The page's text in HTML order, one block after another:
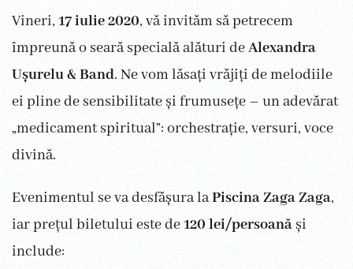
Vineri, 17 iulie 2020, vă invităm să petrecem
împreună o seară specială alături deAlexandra
Ușurelu & Band. Ne vom lăsați vrăjiți de melodiile
ei pline de sensibilitate și frumusețe – un adevărat
„medicament spiritual”: orchestrație, versuri, voce
divină.
Evenimentul se va desfășura laPiscina Zaga Zaga,
iar prețul biletului este de120 lei/persoană și
include: